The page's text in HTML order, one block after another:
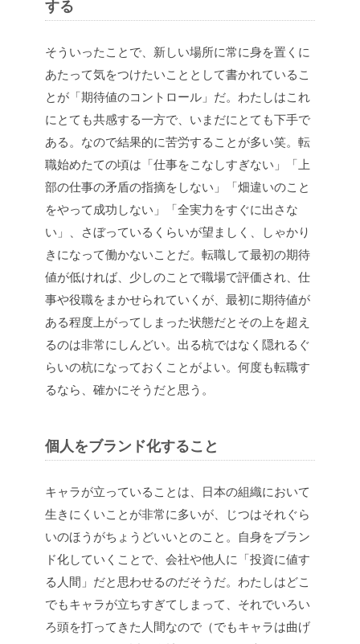
する
そういったことで、新しい場所に常に身を置くに
あたって気をつけたいこととして書かれているこ
とが「期待値のコントロール」だ。わたしはこれ
にとても共感する一方で、いまだにとても下手で
ある。なので結果的に苦労することが多い笑。転
職始めたての頃は「仕事をこなしすぎない」「上
部の仕事の矛盾の指摘をしない」「畑違いのこと
をやって成功しない」「全実力をすぐに出さな
い」、さぼっているくらいが望ましく、しゃかり
きになって働かないことだ。転職して最初の期待
値が低ければ、少しのことで職場で評価され、仕
事や役職をまかせられていくが、最初に期待値が
ある程度上がってしまった状態だとその上を超え
るのは非常にしんどい。出る杭ではなく隠れるぐ
らいの杭になっておくことがよい。何度も転職す
るなら、確かにそうだと思う。
個人をブランド化すること
キャラが立っていることは、日本の組織において
生きにくいことが非常に多いが、じつはそれぐら
いのほうがちょうどいいとのこと。自身をブラン
ド化していくことで、会社や他人に「投資に値す
る人間」だと思わせるのだそうだ。わたしはどこ
でもキャラが立ちすぎてしまって、それでいろい
ろ頭を打ってきた人間なので（でもキャラは曲げ